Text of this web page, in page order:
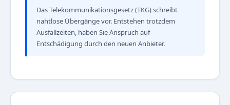
Das Telekommunikationsgesetz (TKG) schreibt
nahtlose Übergänge vor. Entstehen trotzdem
Ausfallzeiten, haben Sie Anspruch auf
Entschädigung durch den neuen Anbieter.